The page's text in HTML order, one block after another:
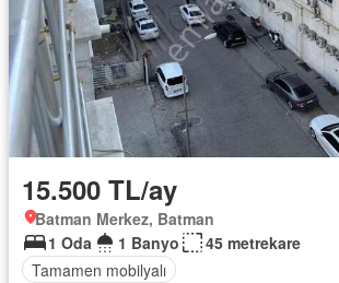
15.500 TL/ay
Batman Merkez, Batman
1 Oda
1 Banyo
45 metrekare
Tamamen mobilyalı